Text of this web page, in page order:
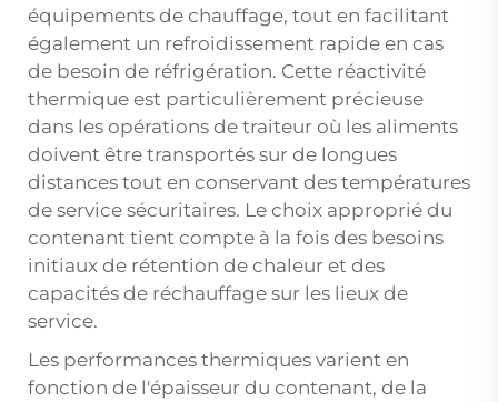
équipements de chauffage, tout en facilitant
également un refroidissement rapide en cas
de besoin de réfrigération. Cette réactivité
thermique est particulièrement précieuse
dans les opérations de traiteur où les aliments
doivent être transportés sur de longues
distances tout en conservant des températures
de service sécuritaires. Le choix approprié du
contenant tient compte à la fois des besoins
initiaux de rétention de chaleur et des
capacités de réchauffage sur les lieux de
service.
Les performances thermiques varient en
fonction de l'épaisseur du contenant, de la